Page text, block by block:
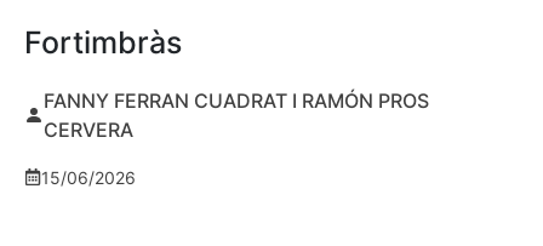
Fortimbràs
FANNY FERRAN CUADRAT I RAMÓN PROS
CERVERA
15/06/2026